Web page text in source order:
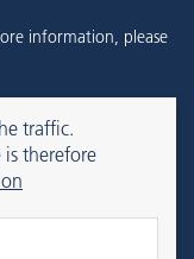
traffic.
therefore
information, please